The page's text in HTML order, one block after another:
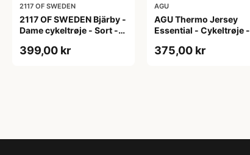
2117 OF SWEDEN
2117 OF SWEDEN Bjärby -
Dame cykeltrøje - Sort -
399,00 kr
AGU
AGU Thermo Jersey
Essential - Cykeltrøje -
375,00 kr